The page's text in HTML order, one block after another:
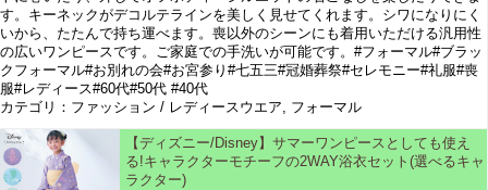
す。キーネックがデコルテラインを美しく見せてくれます。シワになりにく
いから、たたんで持ち運べます。喪以外のシーンにも着用いただける汎用性
の広いワンピースです。ご家庭での手洗いが可能です。#フォーマル#ブラッ
クフォーマル#お別れの会#お宮参り#七五三#冠婚葬祭#セレモニー#礼服#喪
服#レディース#60代#50代 #40代
カテゴリ：ファッション / レディースウエア, フォーマル
【ディズニー/Disney】サマーワンピースとしても使え
る!キャラクターモチーフの2WAY浴衣セット(選べるキャ
ラクター)